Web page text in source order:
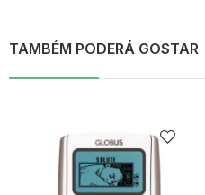
TAMBÉM PODERÁ GOSTAR